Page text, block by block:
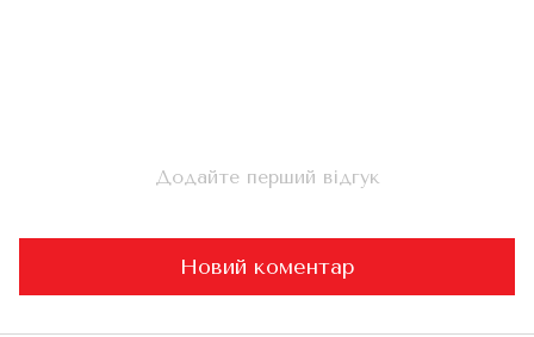
Додайте перший відгук
Новий коментар